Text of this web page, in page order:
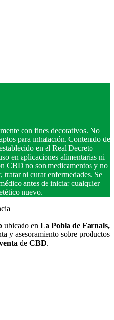
con fines decorativos. No
para inhalación. Contenido de
en el Real Decreto
en aplicaciones alimentarias ni
CBD no son medicamentos y no
tratar ni curar enfermedades. Se
antes de iniciar cualquier
nuevo.
ubicado en La Pobla de Farnals,
y asesoramiento sobre productos
venta de CBD.